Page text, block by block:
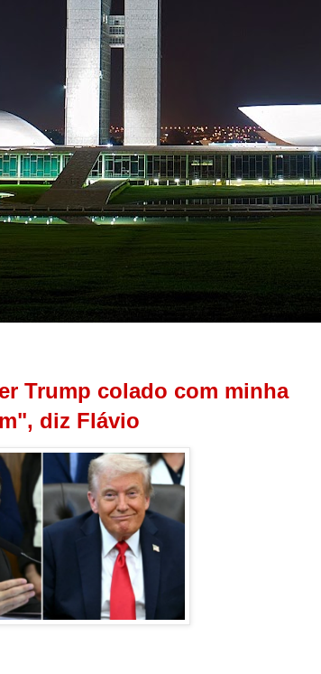
Trump colado com minha
diz Flávio